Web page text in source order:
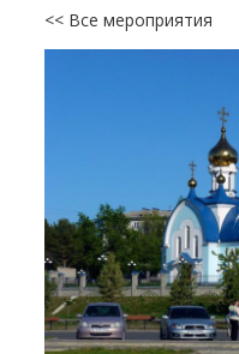
<< Все мероприятия